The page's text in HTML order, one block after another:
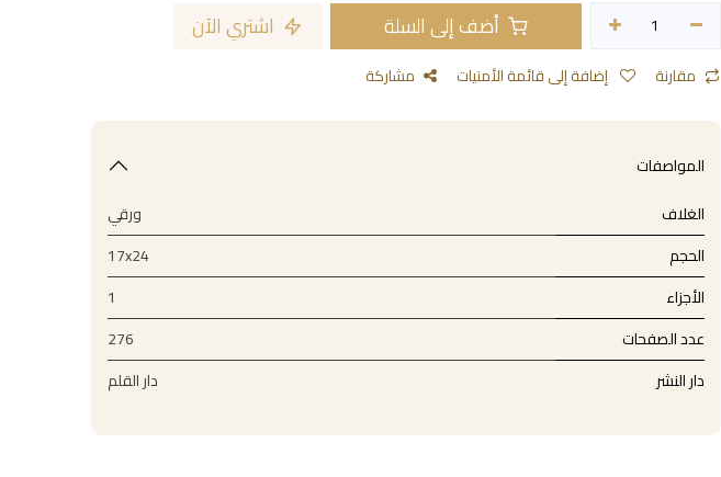
أضف إلى السلة اشتري الآن
مقارنة مشاركة
المواصفات
الغلاف
ورقي
الحجم
17x24
الأجزاء
1
عدد الصفحات
276
دار النشر
دار القلم